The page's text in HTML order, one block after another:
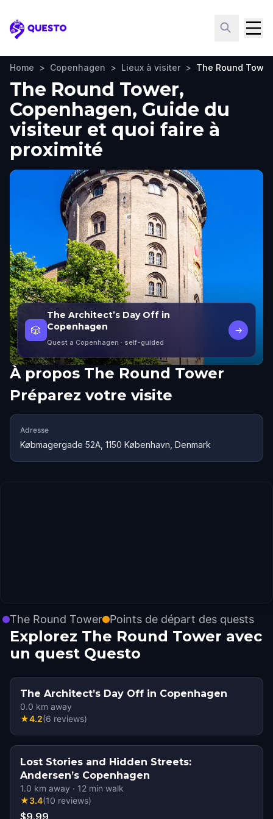
Questo
Home > Copenhagen > Lieux à visiter > The Round Tower
The Round Tower,
Copenhagen, Guide du
visiteur et quoi faire à
proximité
🎲
The Architect’s Day Off in
Copenhagen
Quest a Copenhagen · self-guided
→
À propos The Round Tower
Préparez votre visite
Adresse
Købmagergade 52A, 1150 København, Denmark
The Round Tower Points de départ des quests
Explorez The Round Tower avec
un quest Questo
The Architect’s Day Off in Copenhagen
0.0 km away
★4.2(6 reviews)
Lost Stories and Hidden Streets:
Andersen’s Copenhagen
1.0 km away · 12 min walk
★3.4(10 reviews)
$9.99